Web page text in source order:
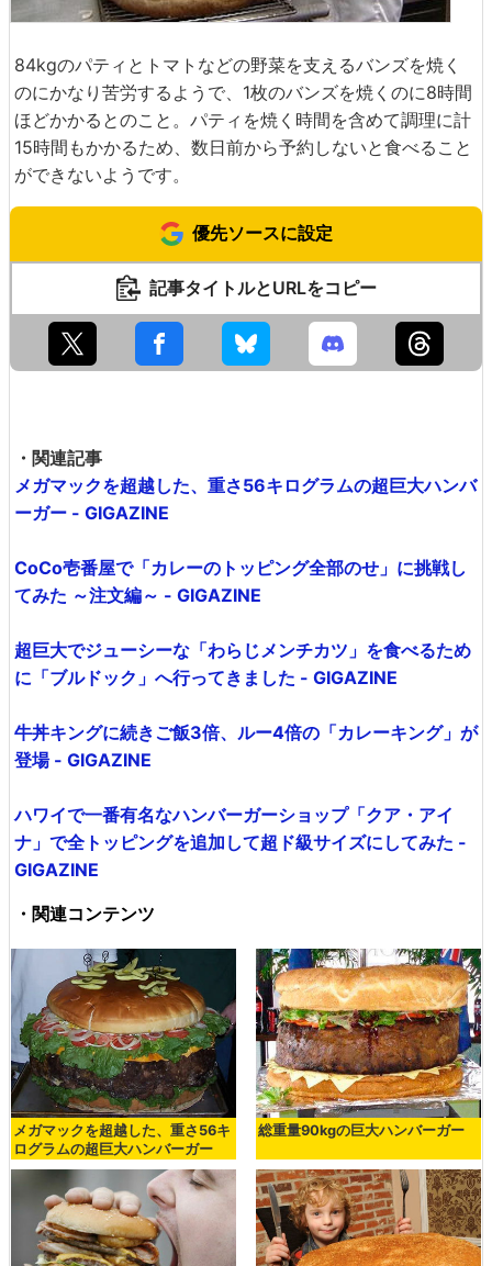
84kgのパティとトマトなどの野菜を支えるバンズを焼く
のにかなり苦労するようで、1枚のバンズを焼くのに8時間
ほどかかるとのこと。パティを焼く時間を含めて調理に計
15時間もかかるため、数日前から予約しないと食べること
ができないようです。
優先ソースに設定
記事タイトルとURLをコピー
・関連記事
メガマックを超越した、重さ56キログラムの超巨大ハンバ
ーガー - GIGAZINE
CoCo壱番屋で「カレーのトッピング全部のせ」に挑戦し
てみた ～注文編～ - GIGAZINE
超巨大でジューシーな「わらじメンチカツ」を食べるため
に「ブルドック」へ行ってきました - GIGAZINE
牛丼キングに続きご飯3倍、ルー4倍の「カレーキング」が
登場 - GIGAZINE
ハワイで一番有名なハンバーガーショップ「クア・アイ
ナ」で全トッピングを追加して超ド級サイズにしてみた -
GIGAZINE
・関連コンテンツ
メガマックを超越した、重さ56キ
ログラムの超巨大ハンバーガー
総重量90kgの巨大ハンバーガー